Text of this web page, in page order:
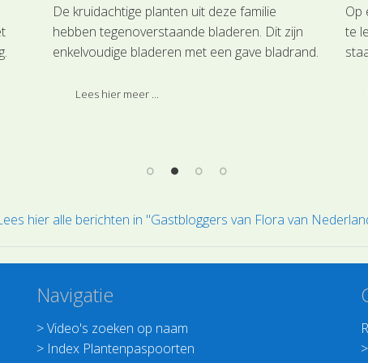
De kruidachtige planten uit deze familie
hebben tegenoverstaande bladeren. Dit zijn
enkelvoudige bladeren met een gave bladrand.
tweeslachtig en staan vaak in bijschermen.
Lees hier meer ...
Op
te
hier alle berichten in "Gastbloggers van Flora van
Navigatie
>Video's zoeken op naam
> Index Plantenpaspoorten
>